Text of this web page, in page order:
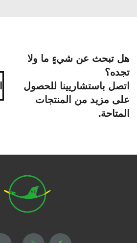
هل تبحث عن شيءٍ ما ولا
تجده؟
اتصل باستشاريينا للحصول
على مزيد من المنتجات
المتاحة.